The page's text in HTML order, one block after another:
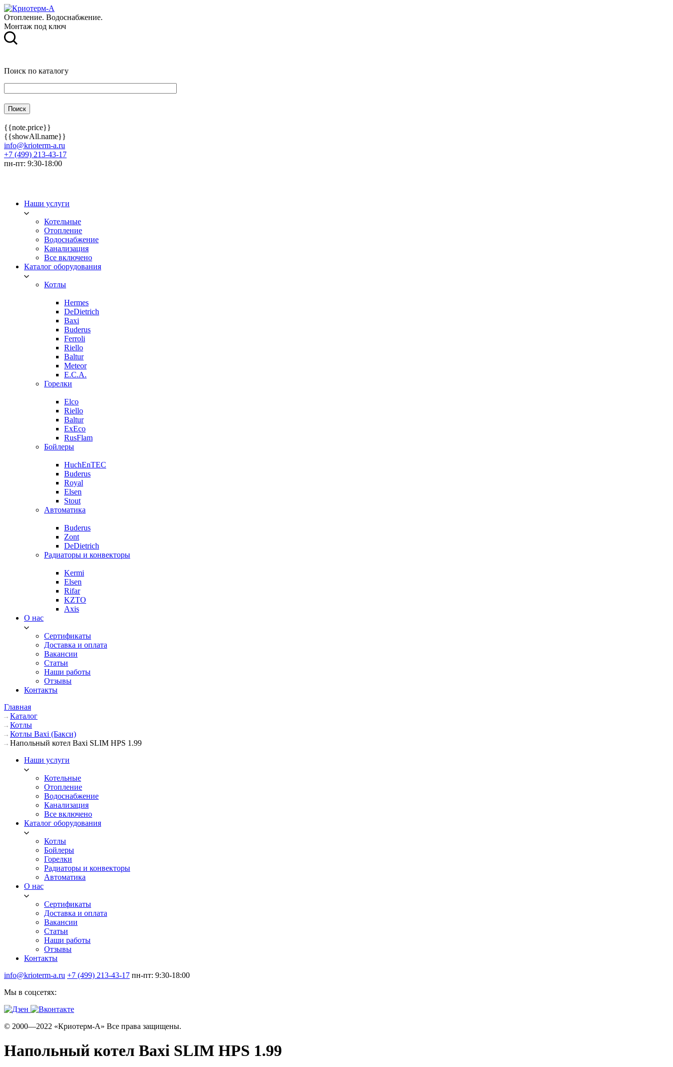
Отопление. Водоснабжение.
Монтаж под ключ
Поиск по каталогу
{{note.price}}
{{showAll.name}}
info@krioterm-a.ru
+7 (499) 213-43-17
пн-пт: 9:30-18:00
Наши услуги
Котельные
Отопление
Водоснабжение
Канализация
Все включено
Каталог оборудования
Котлы
Hermes
DeDietrich
Baxi
Buderus
Ferroli
Riello
Baltur
Meteor
E.C.A.
Горелки
Elco
Riello
Baltur
ExEco
RusFlam
Бойлеры
HuchEnTEC
Buderus
Royal
Elsen
Stout
Автоматика
Buderus
Zont
DeDietrich
Радиаторы и конвекторы
Kermi
Elsen
Rifar
KZTO
Axis
О нас
Сертификаты
Доставка и оплата
Вакансии
Статьи
Наши работы
Отзывы
Контакты
Главная
Каталог
Котлы
Котлы Baxi (Бакси)
Напольный котел Baxi SLIM HPS 1.99
Наши услуги
Котельные
Отопление
Водоснабжение
Канализация
Все включено
Каталог оборудования
Котлы
Бойлеры
Горелки
Радиаторы и конвекторы
Автоматика
О нас
Сертификаты
Доставка и оплата
Вакансии
Статьи
Наши работы
Отзывы
Контакты
info@krioterm-a.ru +7 (499) 213-43-17 пн-пт: 9:30-18:00
Мы в соцсетях:
© 2000—2022 «Криотерм-А» Все права защищены.
Напольный котел Baxi SLIM HPS 1.99